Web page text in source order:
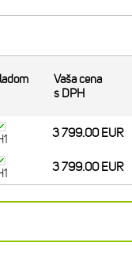
Vaša cena
s DPH
3 799.00 EUR
3 799.00 EUR